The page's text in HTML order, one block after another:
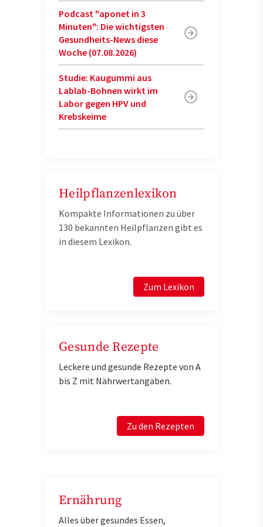
Podcast "aponet in 3
Minuten": Die wichtigsten
Gesundheits-News diese
Woche (07.08.2026)
Studie: Kaugummi aus
Lablab-Bohnen wirkt im
Labor gegen HPV und
Krebskeime
Heilpflanzenlexikon
Kompakte Informationen zu über
130 bekannten Heilpflanzen gibt es
in diesem Lexikon.
Zum Lexikon
Gesunde Rezepte
Leckere und gesunde Rezepte von A
bis Z mit Nährwertangaben.
Zu den Rezepten
Ernährung
Alles über gesundes Essen,